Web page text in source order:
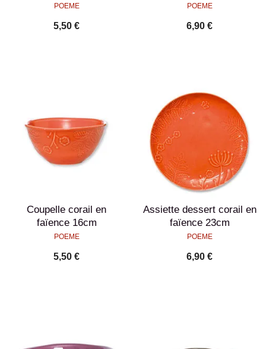
POEME
5,50 €
POEME
6,90 €
Coupelle corail en
faïence 16cm
POEME
5,50 €
Assiette dessert corail en
faïence 23cm
POEME
6,90 €